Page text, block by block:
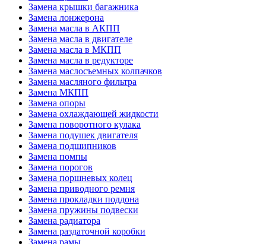
Замена крышки багажника
Замена лонжерона
Замена масла в АКПП
Замена масла в двигателе
Замена масла в МКПП
Замена масла в редукторе
Замена маслосъемных колпачков
Замена масляного фильтра
Замена МКПП
Замена опоры
Замена охлаждающей жидкости
Замена поворотного кулака
Замена подушек двигателя
Замена подшипников
Замена помпы
Замена порогов
Замена поршневых колец
Замена приводного ремня
Замена прокладки поддона
Замена пружины подвески
Замена радиатора
Замена раздаточной коробки